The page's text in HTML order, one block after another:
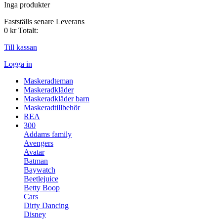
Inga produkter
Fastställs senare Leverans
0 kr Totalt:
Till kassan
Logga in
Maskeradteman
Maskeradkläder
Maskeradkläder barn
Maskeradtillbehör
REA
300
Addams family
Avengers
Avatar
Batman
Baywatch
Beetlejuice
Betty Boop
Cars
Dirty Dancing
Disney